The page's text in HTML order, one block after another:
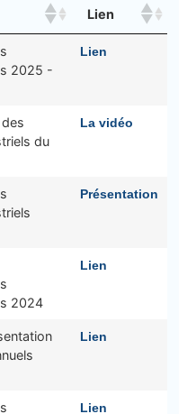
Lien
2025 -
Lien
du
La vidéo
Présentation
2024
Lien
Lien
Lien